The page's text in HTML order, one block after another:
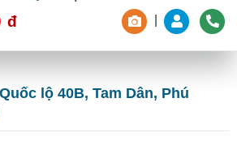
đ
lộ 40B, Tam Dân, Phú